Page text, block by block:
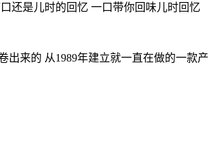
还是儿时的回忆 一口带你回味儿时回忆
出来的 从1989年建立就一直在做的一款产